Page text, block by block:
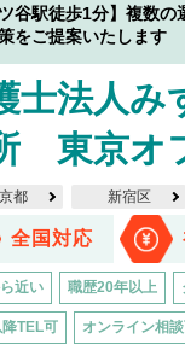
ツ谷駅徒歩1分】複数
をご提案いたします
士法人み
東京オ
都 新宿区
全国対応
近い 職歴20年以上
TEL可 オンライン相